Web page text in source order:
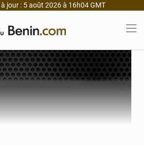
à jour : 5 août 2026 à 16h04 GMT